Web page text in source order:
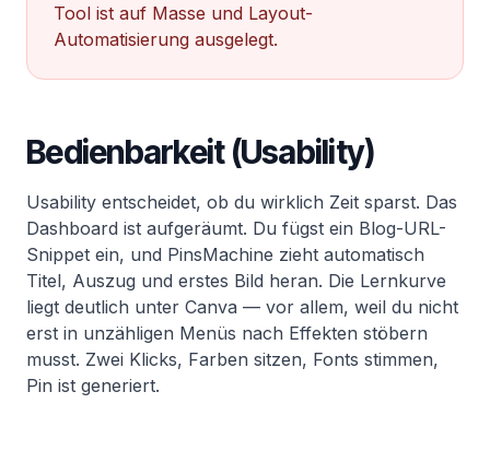
Tool ist auf Masse und Layout-
Automatisierung ausgelegt.
Bedienbarkeit (Usability)
Usability entscheidet, ob du wirklich Zeit sparst. Das
Dashboard ist aufgeräumt. Du fügst ein Blog-URL-
Snippet ein, und PinsMachine zieht automatisch
Titel, Auszug und erstes Bild heran. Die Lernkurve
liegt deutlich unter Canva — vor allem, weil du nicht
erst in unzähligen Menüs nach Effekten stöbern
musst. Zwei Klicks, Farben sitzen, Fonts stimmen,
Pin ist generiert.